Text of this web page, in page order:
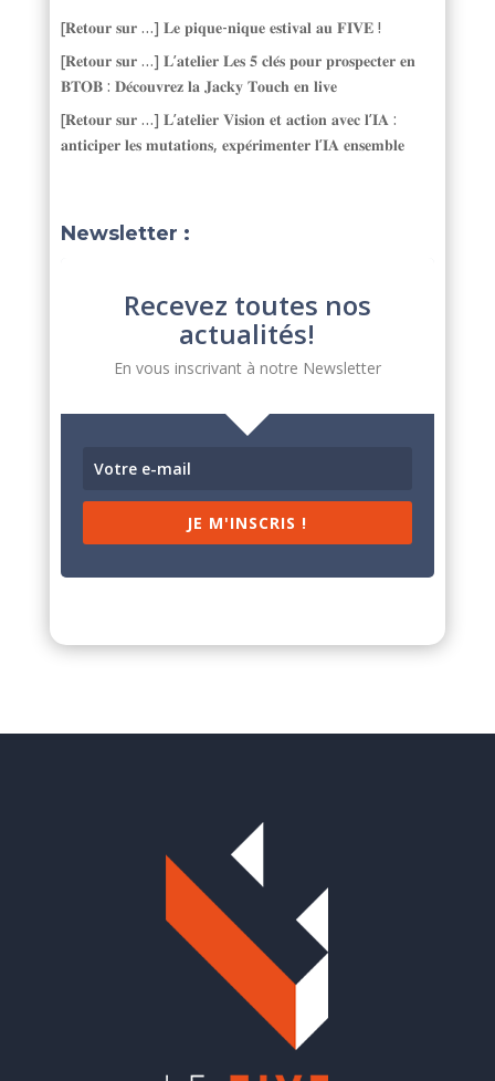
[𝐑𝐞𝐭𝐨𝐮𝐫 𝐬𝐮𝐫 …] 𝐋𝐞 𝐩𝐢𝐪𝐮𝐞-𝐧𝐢𝐪𝐮𝐞 𝐞𝐬𝐭𝐢𝐯𝐚𝐥 𝐚𝐮 𝐅𝐈𝐕𝐄 !
[𝐑𝐞𝐭𝐨𝐮𝐫 𝐬𝐮𝐫 …] 𝐋’𝐚𝐭𝐞𝐥𝐢𝐞𝐫 𝐋𝐞𝐬 𝟓 𝐜𝐥𝐞́𝐬 𝐩𝐨𝐮𝐫 𝐩𝐫𝐨𝐬𝐩𝐞𝐜𝐭𝐞𝐫 𝐞𝐧
𝐁𝐓𝐎𝐁 : 𝐃𝐞́𝐜𝐨𝐮𝐯𝐫𝐞𝐳 𝐥𝐚 𝐉𝐚𝐜𝐤𝐲 𝐓𝐨𝐮𝐜𝐡 𝐞𝐧 𝐥𝐢𝐯𝐞
[𝐑𝐞𝐭𝐨𝐮𝐫 𝐬𝐮𝐫 …] 𝐋’𝐚𝐭𝐞𝐥𝐢𝐞𝐫 𝐕𝐢𝐬𝐢𝐨𝐧 𝐞𝐭 𝐚𝐜𝐭𝐢𝐨𝐧 𝐚𝐯𝐞𝐜 𝐥’𝐈𝐀 :
𝐚𝐧𝐭𝐢𝐜𝐢𝐩𝐞𝐫 𝐥𝐞𝐬 𝐦𝐮𝐭𝐚𝐭𝐢𝐨𝐧𝐬, 𝐞𝐱𝐩𝐞́𝐫𝐢𝐦𝐞𝐧𝐭𝐞𝐫 𝐥’𝐈𝐀 𝐞𝐧𝐬𝐞𝐦𝐛𝐥𝐞
Newsletter :
Recevez toutes nos
actualités!
En vous inscrivant à notre Newsletter
JE M'INSCRIS !